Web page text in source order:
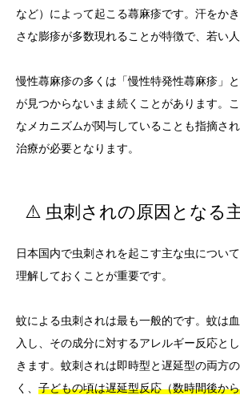
など）によって起こる蕁麻疹です。汗をか
さな膨疹が多数現れることが特徴で、若い
慢性蕁麻疹の多くは「慢性特発性蕁麻疹」
が見つからないまま続くことがあります。
なメカニズムが関与していることも指摘さ
治療が必要となります。
⚠️ 虫刺されの原因となる
日本国内で虫刺されを起こす主な虫につい
理解しておくことが重要です。
蚊による虫刺されは最も一般的です。蚊は
入し、その成分に対するアレルギー反応と
きます。蚊刺されは即時型と遅延型の両方
く、 子どもの頃は遅延型反応（数時間後か